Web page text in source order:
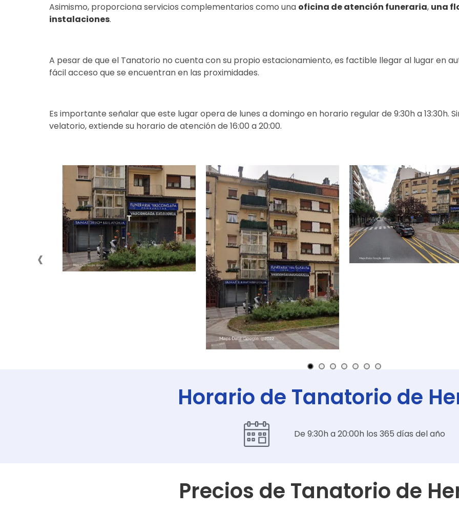
Asimismo, proporciona servicios complementarios como una oficina de atención funeraria, una
instalaciones.
A pesar de que el Tanatorio no cuenta con su propio estacionamiento, es factible llegar al lugar en
fácil acceso que se encuentran en las proximidades.
Es importante señalar que este lugar opera de lunes a domingo en horario regular de 9:30h a 13:30h.
velatorio, extiende su horario de atención de 16:00 a 20:00.
‹
Horario de Tanatorio de
De 9:30h a 20:00h los 365 días del año
Precios de Tanatorio de